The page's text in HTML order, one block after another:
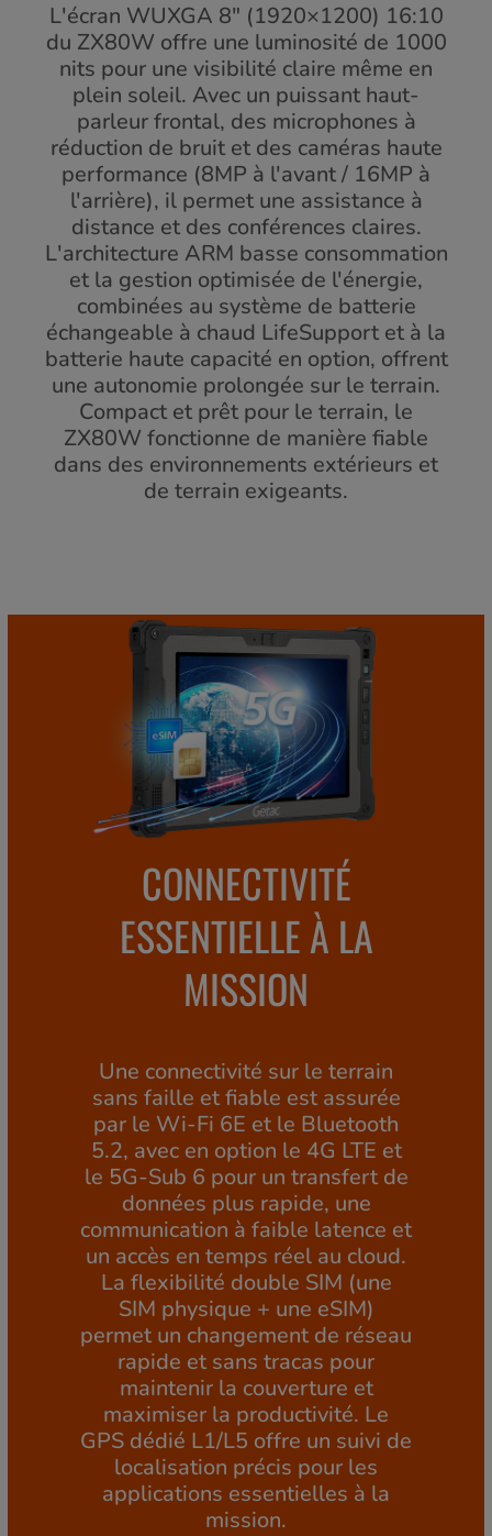
L'écran WUXGA 8" (1920×1200) 16:10
du ZX80W offre une luminosité de 1000
nits pour une visibilité claire même en
plein soleil. Avec un puissant haut-
parleur frontal, des microphones à
réduction de bruit et des caméras haute
performance (8MP à l'avant / 16MP à
l'arrière), il permet une assistance à
distance et des conférences claires.
L'architecture ARM basse consommation
et la gestion optimisée de l'énergie,
combinées au système de batterie
échangeable à chaud LifeSupport et à la
batterie haute capacité en option, offrent
une autonomie prolongée sur le terrain.
Compact et prêt pour le terrain, le
ZX80W fonctionne de manière fiable
dans des environnements extérieurs et
de terrain exigeants.
CONNECTIVITÉ
ESSENTIELLE À LA
MISSION
Une connectivité sur le terrain
sans faille et fiable est assurée
par le Wi-Fi 6E et le Bluetooth
5.2, avec en option le 4G LTE et
le 5G-Sub 6 pour un transfert de
données plus rapide, une
communication à faible latence et
un accès en temps réel au cloud.
La flexibilité double SIM (une
SIM physique + une eSIM)
permet un changement de réseau
rapide et sans tracas pour
maintenir la couverture et
maximiser la productivité. Le
GPS dédié L1/L5 offre un suivi de
localisation précis pour les
applications essentielles à la
mission.